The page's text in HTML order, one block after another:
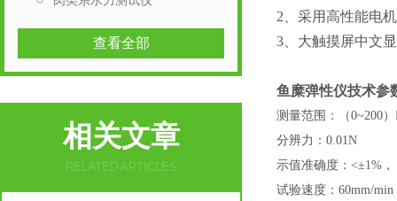
2、采用高性能电
3、大触摸屏中文
鱼糜弹性仪技术参
测量范围：（0~200
分辨力： 0.01N
示值准确度： <±1%，
试验速度： 60mm/
查看全部
相关文章
RELATED ARTICLES